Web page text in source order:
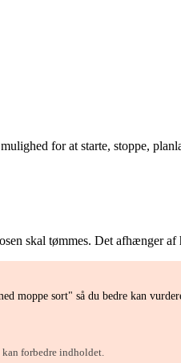
for at starte, stoppe,
skal tømmes. Det afhænger af
moppe sort" så du bedre kan
kan forbedre indholdet.